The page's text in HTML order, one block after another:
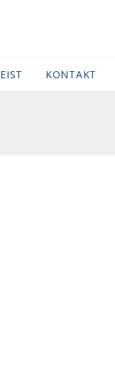
KONTAKT